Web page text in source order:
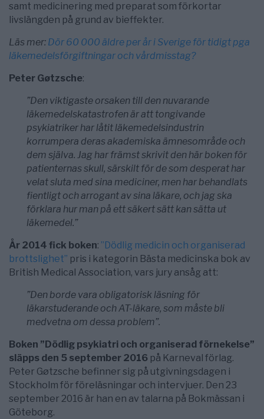
samt medicinering med preparat som förkortar
livslängden på grund av bieffekter.
Läs mer: Dör 60 000 äldre per år i Sverige för tidigt pga
läkemedelsförgiftningar och vårdmisstag?
Peter Gøtzsche:
”Den viktigaste orsaken till den nuvarande
läkemedelskatastrofen är att tongivande
psykiatriker har låtit läkemedelsindustrin
korrumpera deras akademiska ämnesområde och
dem själva. Jag har främst skrivit den här boken för
patienternas skull, särskilt för de som desperat har
velat sluta med sina mediciner, men har behandlats
fientligt och arrogant av sina läkare, och jag ska
förklara hur man på ett säkert sätt kan sätta ut
läkemedel.”
År 2014 fick boken: ”Dödlig medicin och organiserad
brottslighet” pris i kategorin Bästa medicinska bok av
British Medical Association, vars jury ansåg att:
”Den borde vara obligatorisk läsning för
läkarstuderande och AT-läkare, som måste bli
medvetna om dessa problem”.
Boken ”Dödlig psykiatri och organiserad förnekelse”
släpps den 5 september 2016 på Karneval förlag.
Peter Gøtzsche befinner sig på utgivningsdagen i
Stockholm för föreläsningar och intervjuer. Den 23
september 2016 är han en av talarna på Bokmässan i
Göteborg.